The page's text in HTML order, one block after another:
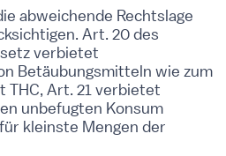
abweichende Rechtslage
Art. 20 des
verbietet
Betäubungsmitteln wie zum
THC, Art. 21 verbietet
unbefugten Konsum
kleinste Mengen der